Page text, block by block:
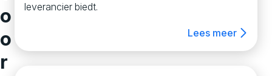
o
o
r
leverancier biedt.
Lees meer